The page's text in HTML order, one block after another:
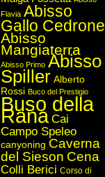
Flavia Abisso
Gallo Cedrone
Abisso
Mangiaterra
Abisso Primo Abisso
Spiller Alberto
Rossi Buco del Prestigio
Buso della
Rana Cai
Campo Speleo
canyoning Caverna
del Sieson Cena
Colli Berici Corso di